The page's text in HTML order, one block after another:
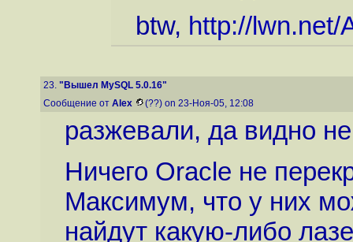
btw, http://lwn.net/
23. "Вышел MySQL 5.0.16"
Сообщение от Alex (??) on 23-Ноя-05, 12:08
разжевали, да видно
Ничего Оracle не
Максимум, что у них
найдут какую-либо